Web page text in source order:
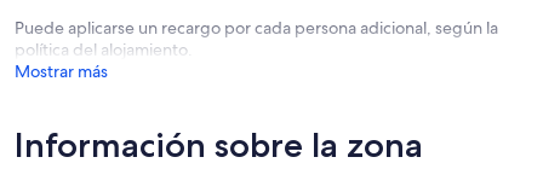
Puede aplicarse un recargo por cada persona adicional, según la
política del alojamiento.
Mostrar más
Información sobre la zona